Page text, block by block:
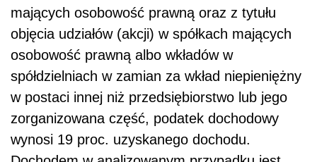
mających osobowość prawną oraz z tytułu
objęcia udziałów (akcji) w spółkach mających
osobowość prawną albo wkładów w
spółdzielniach w zamian za wkład niepieniężny
w postaci innej niż przedsiębiorstwo lub jego
zorganizowana część, podatek dochodowy
wynosi 19 proc. uzyskanego dochodu.